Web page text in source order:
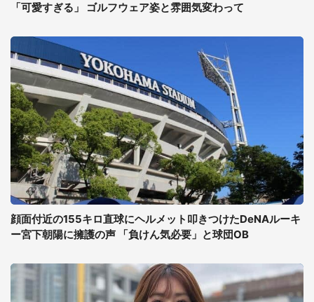
「可愛すぎる」 ゴルフウェア姿と雰囲気変わって
顔面付近の155キロ直球にヘルメット叩きつけたDeNAルーキ
ー宮下朝陽に擁護の声 「負けん気必要」と球団OB